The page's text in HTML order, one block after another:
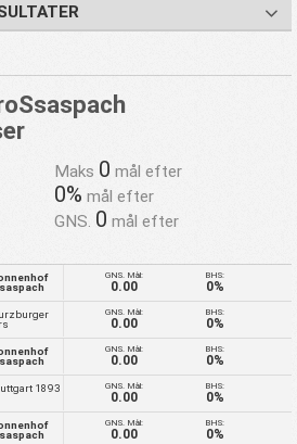
Maks 0 mål efter
0% mål efter
GNS. 0 mål efter
GNS. Mål:
0.00
BHS:
0%
GNS. Mål:
0.00
BHS:
0%
GNS. Mål:
0.00
BHS:
0%
1893
GNS. Mål:
0.00
BHS:
0%
GNS. Mål:
0.00
BHS:
0%